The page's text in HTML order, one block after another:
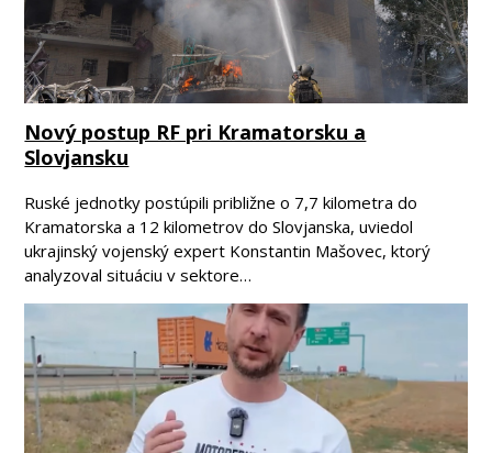
Nový postup RF pri Kramatorsku a
Slovjansku
Ruské jednotky postúpili približne o 7,7 kilometra do
Kramatorska a 12 kilometrov do Slovjanska, uviedol
ukrajinský vojenský expert Konstantin Mašovec, ktorý
analyzoval situáciu v sektore…